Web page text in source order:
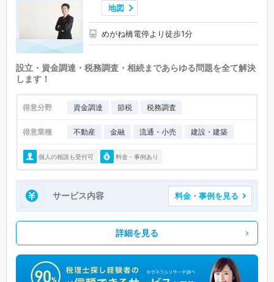
地図
めがね橋電停より徒歩1分
設立・資金調達・税務調査・相続まであらゆる問題を全て解決
します！
得意分野 資金調達 節税 税務調査
得意業種 不動産 金融 流通・小売 建設・建築
個人の相談も受付可 料金・事例あり
サービス内容 料金・事例を見る
詳細を見る